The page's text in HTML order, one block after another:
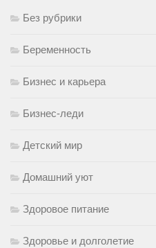
Без рубрики
Беременность
Бизнес и карьера
Бизнес-леди
Детский мир
Домашний уют
Здоровое питание
Здоровье и долголетие